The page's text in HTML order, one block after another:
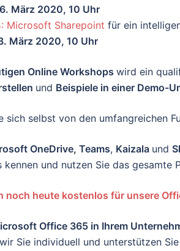
März 2020, 10 Uhr
Microsoft Sharepoint für ein
März 2020, 10 Uhr
Online Workshops wird ein
und Beispiele in einer Demo-
sich selbst von den umfangreichen
OneDrive, Teams, Kaizala und
kennen und nutzen Sie das
noch heute kostenlos für unsere
Office 365 in Ihrem
Sie individuell und unterstützen